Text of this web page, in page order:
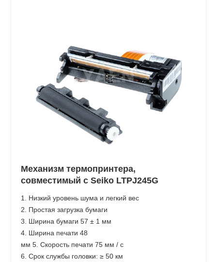
Механизм термопринтера,
совместимый с Seiko LTPJ245G
1. Низкий уровень шума и легкий вес
2. Простая загрузка бумаги
3. Ширина бумаги 57 ± 1 мм
4. Ширина печати 48
мм 5. Скорость печати 75 мм / с
6. Срок службы головки: ≥ 50 км